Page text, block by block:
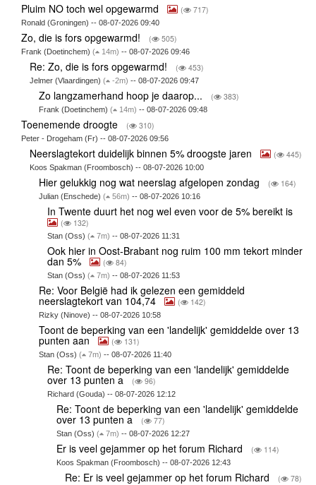
Pluim NO toch wel opgewarmd ( 717)
Ronald (Groningen) -- 08-07-2026 09:40
Zo, die is fors opgewarmd! ( 505)
Frank (Doetinchem) ( 14m) -- 08-07-2026 09:46
Re: Zo, die is fors opgewarmd! ( 453)
Jelmer (Vlaardingen)( -2m) -- 08-07-2026 09:47
Zo langzamerhand hoop je daarop... ( 383)
Frank (Doetinchem) ( 14m) -- 08-07-2026 09:48
Toenemende droogte ( 310)
Peter - Drogeham (Fr) -- 08-07-2026 09:56
Neerslagtekort duidelijk binnen 5% droogste jaren ( 445)
Koos Spakman (Froombosch) -- 08-07-2026 10:00
Hier gelukkig nog wat neerslag afgelopen zondag ( 164)
Julian (Enschede) ( 56m) -- 08-07-2026 10:16
In Twente duurt het nog wel even voor de 5% bereikt is
( 132)
Stan (Oss)( 7m) -- 08-07-2026 11:31
Ook hier in Oost-Brabant nog ruim 100 mm tekort minder
dan 5% ( 84)
Stan (Oss)( 7m) -- 08-07-2026 11:53
Re: Voor België had ik gelezen een gemiddeld
neerslagtekort van 104,74 ( 142)
Rizky (Ninove) -- 08-07-2026 10:58
Toont de beperking van een 'landelijk' gemiddelde over 13
punten aan ( 131)
Stan (Oss) ( 7m) -- 08-07-2026 11:40
Re: Toont de beperking van een 'landelijk' gemiddelde
over 13 punten a ( 96)
Richard (Gouda) -- 08-07-2026 12:12
Re: Toont de beperking van een 'landelijk' gemiddelde
over 13 punten a ( 77)
Stan (Oss) ( 7m) -- 08-07-2026 12:27
Er is veel gejammer op het forum Richard ( 114)
Koos Spakman (Froombosch) -- 08-07-2026 12:43
Re: Er is veel gejammer op het forum Richard ( 78)